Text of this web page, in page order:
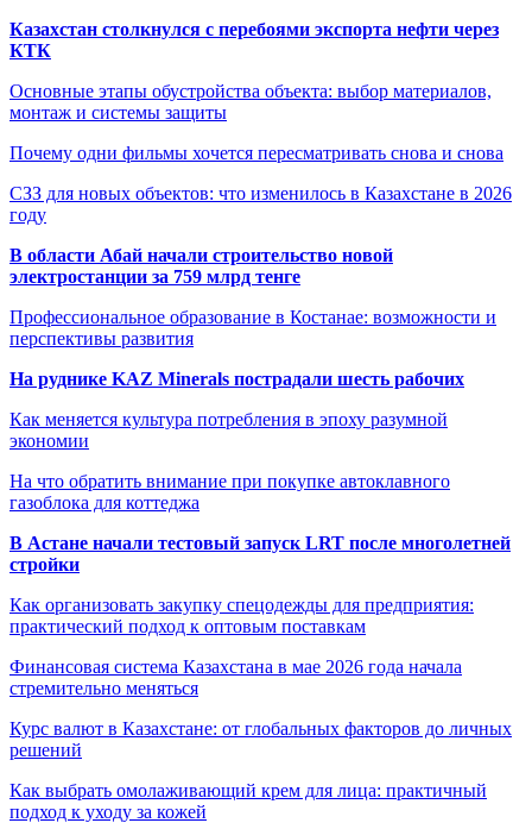
Казахстан столкнулся с перебоями экспорта нефти через
КТК
Основные этапы обустройства объекта: выбор материалов,
монтаж и системы защиты
Почему одни фильмы хочется пересматривать снова и снова
СЗЗ для новых объектов: что изменилось в Казахстане в 2026
году
В области Абай начали строительство новой
электростанции за 759 млрд тенге
Профессиональное образование в Костанае: возможности и
перспективы развития
На руднике KAZ Minerals пострадали шесть рабочих
Как меняется культура потребления в эпоху разумной
экономии
На что обратить внимание при покупке автоклавного
газоблока для коттеджа
В Астане начали тестовый запуск LRT после многолетней
стройки
Как организовать закупку спецодежды для предприятия:
практический подход к оптовым поставкам
Финансовая система Казахстана в мае 2026 года начала
стремительно меняться
Курс валют в Казахстане: от глобальных факторов до личных
решений
Как выбрать омолаживающий крем для лица: практичный
подход к уходу за кожей